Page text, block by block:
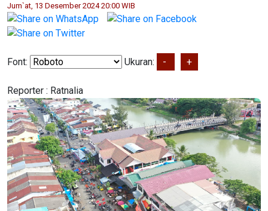
Jum`at, 13 Desember 2024 20:00 WIB
Font: Ukuran: - +
Reporter : Ratnalia